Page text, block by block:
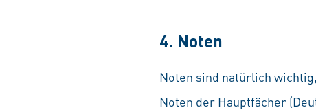
4. Noten
Noten sind natürlich
Noten der Hauptfächer